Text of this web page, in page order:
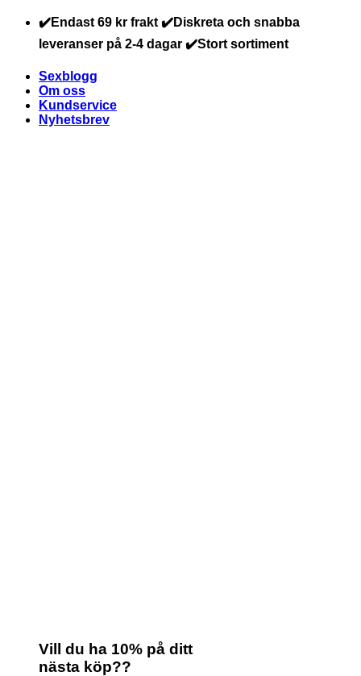
Skip
content
✔️Endast 69 kr frakt ✔️Diskreta och snabba
leveranser på 2-4 dagar ✔️Stort sortiment
Sexblogg
Om oss
Kundservice
Nyhetsbrev
Vill du ha 10% på ditt
nästa köp??